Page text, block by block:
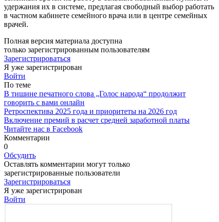
удержания их в системе, предлагая свободный выбор работать
в частном каби­нете семейного врача или в цен­тре семейных
врачей.
Полная версия материала доступна
только зарегистрированным пользователям
Зарегистрироваться
Я уже зарегистрирован
Войти
По теме
В тишине печатного слова „Голос народа“ продолжит
говорить с вами онлайн
Ретроспектива 2025 года и приоритеты на 2026 год
Включение премий в расчет средней заработной платы
Читайте нас в Facebook
Комментарии
0
Обсудить
Оставлять комментарии могут только
зарегистрированные пользователи
Зарегистрироваться
Я уже зарегистрирован
Войти